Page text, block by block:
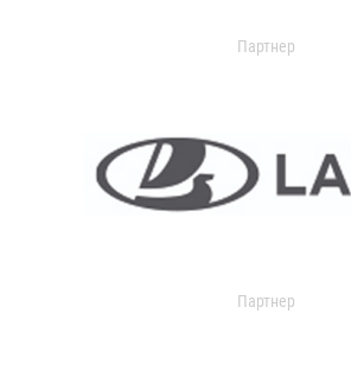
Партнер
Партнер